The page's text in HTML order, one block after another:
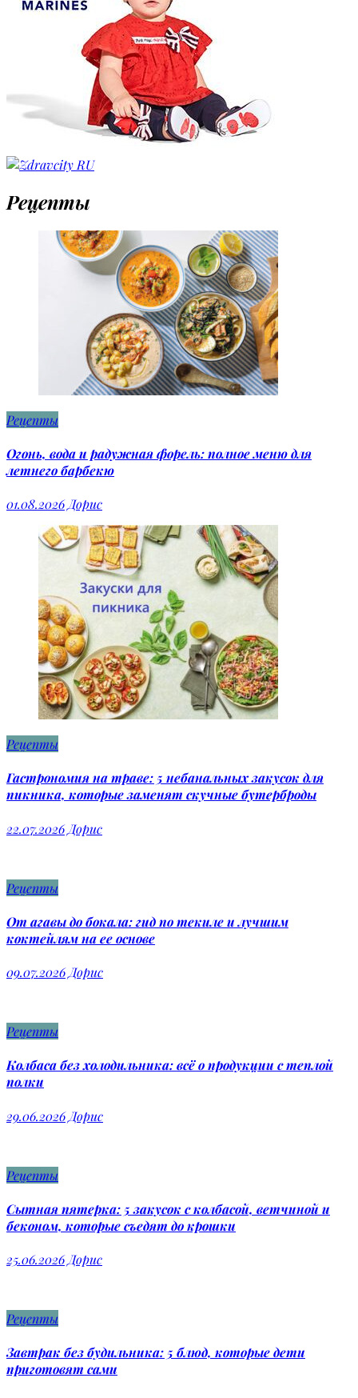
Рецепты
Рецепты
Огонь, вода и радужная форель: полное меню для
летнего барбекю
01.08.2026 Дорис
Рецепты
Гастрономия на траве: 5 небанальных закусок для
пикника, которые заменят скучные бутерброды
22.07.2026 Дорис
Рецепты
От агавы до бокала: гид по текиле и лучшим
коктейлям на ее основе
09.07.2026 Дорис
Рецепты
Колбаса без холодильника: всё о продукции с теплой
полки
29.06.2026 Дорис
Рецепты
Сытная пятерка: 5 закусок с колбасой, ветчиной и
беконом, которые съедят до крошки
25.06.2026Дорис
Рецепты
Завтрак без будильника: 5 блюд, которые дети
приготовят сами